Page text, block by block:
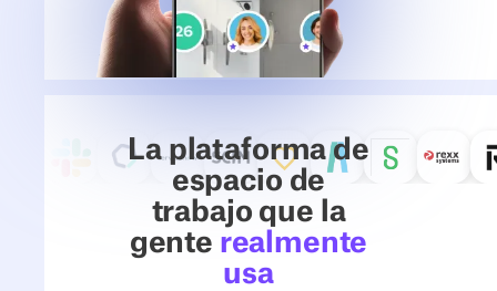
La plataforma de
espacio de
trabajo que la
gente realmente
usa